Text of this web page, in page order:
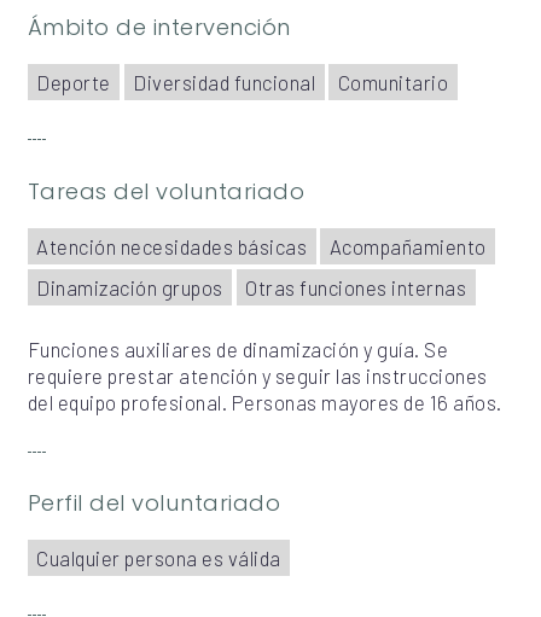
Ámbito de intervención
Deporte Diversidad funcional Comunitario
Tareas del voluntariado
Atención necesidades básicas
Acompañamiento
Dinamización grupos
Otras funciones internas
Funciones auxiliares de dinamización y guía. Se
requiere prestar atención y seguir las instrucciones
del equipo profesional. Personas mayores de 16 años.
Perfil del voluntariado
Cualquier persona es válida